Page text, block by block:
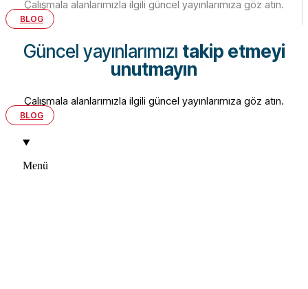
Çalışmala alanlarımızla ilgili güncel yayınlarımıza göz atın.
BLOG
Güncel yayınlarımızı takip etmeyi
unutmayın
Çalışmala alanlarımızla ilgili güncel yayınlarımıza göz atın.
BLOG
Menü